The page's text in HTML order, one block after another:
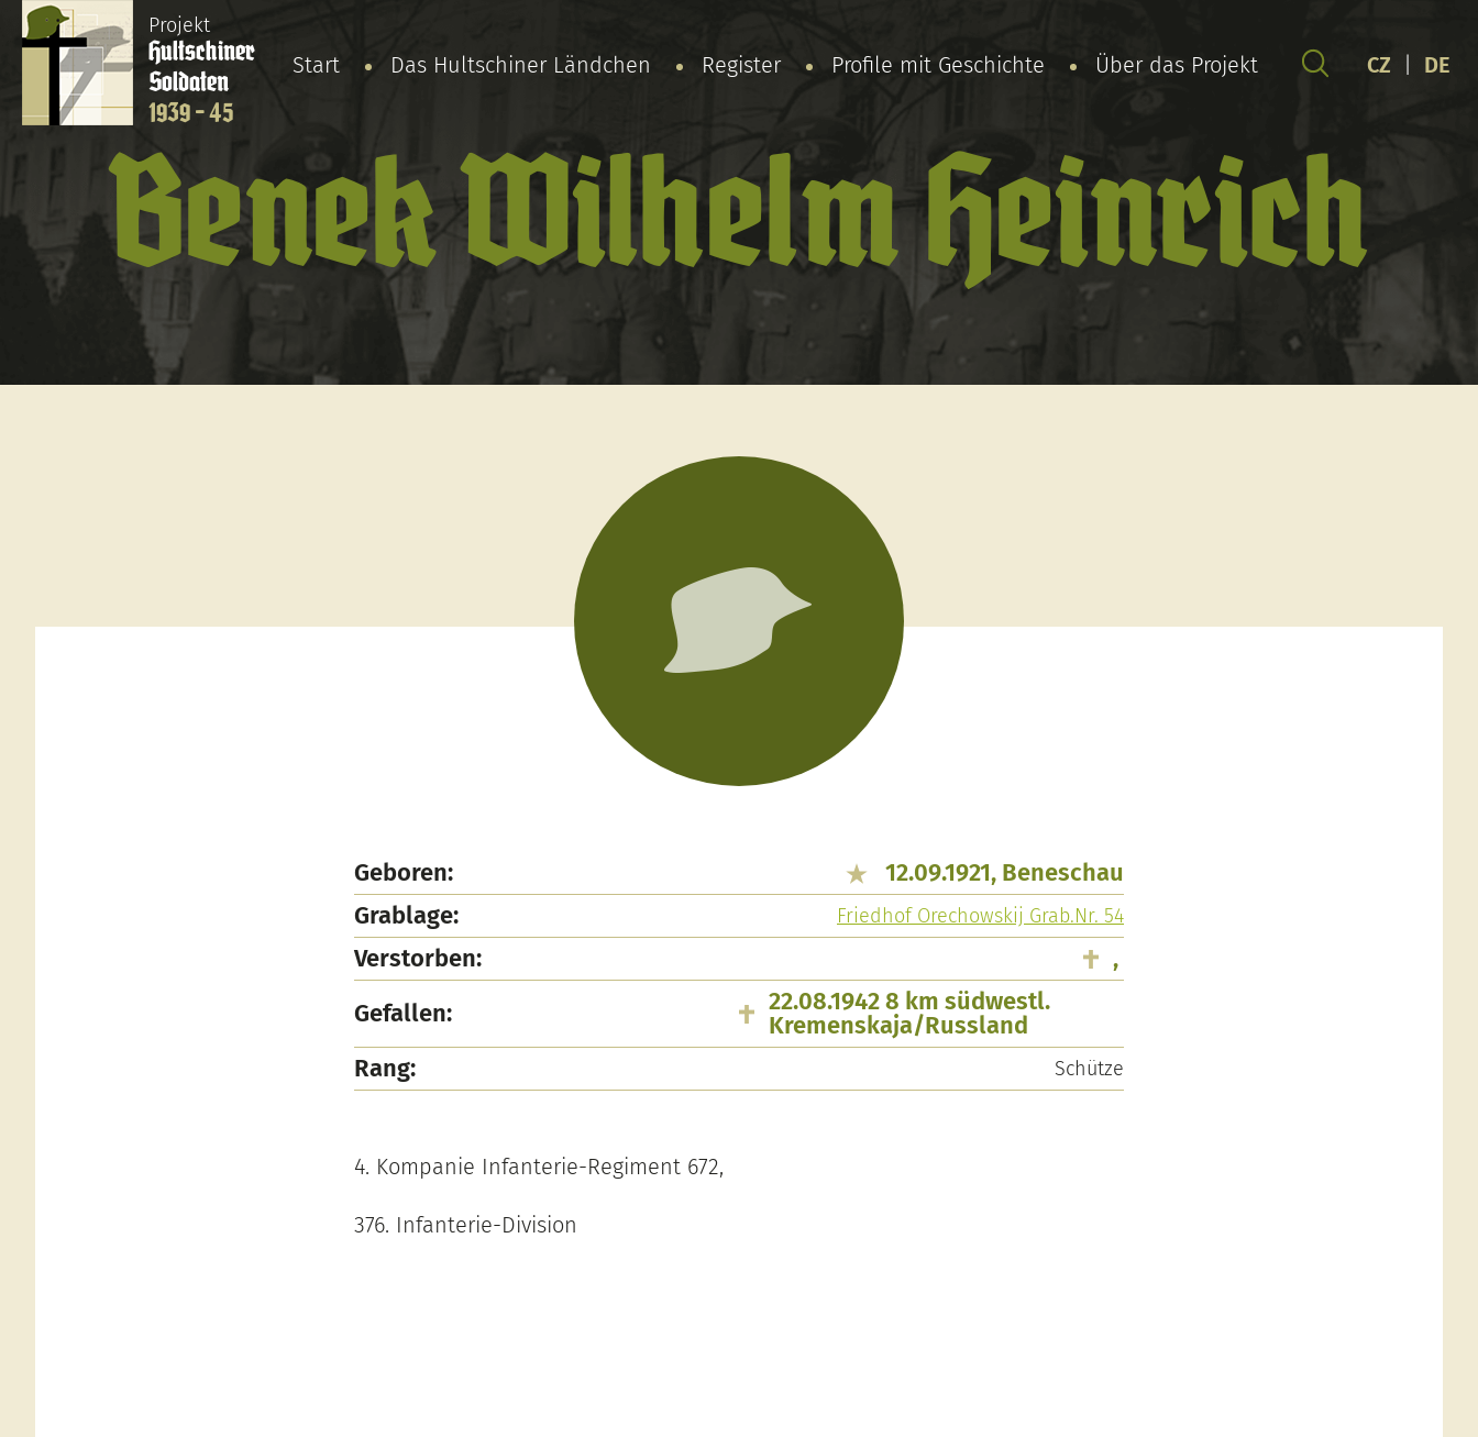
Projekt
Hultschiner
Soldaten
1939 - 45
Start Das Hultschiner Ländchen Register Profile mit Geschichte Über das Projekt CZ DE
Benek Wilhelm Heinrich
Geboren:
12.09.1921, Beneschau
Grablage:
Friedhof Orechowskij Grab.Nr. 54
Verstorben:
,
Gefallen:
22.08.1942 8 km südwestl.
Kremenskaja/Russland
Rang:
Schütze
4. Kompanie Infanterie-Regiment 672,
376. Infanterie-Division